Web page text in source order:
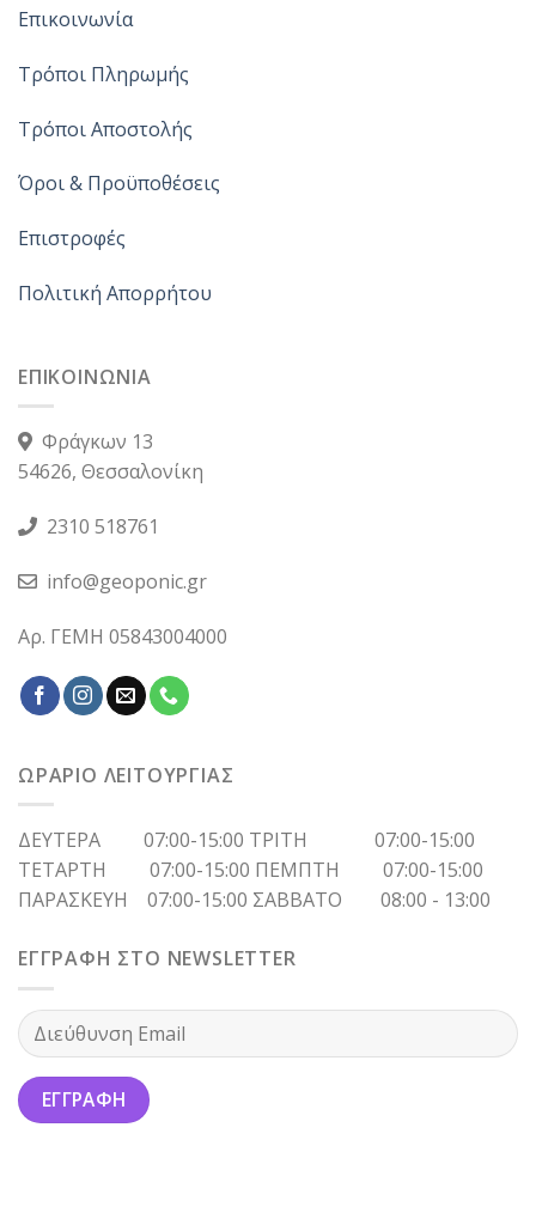
Επικοινωνία
Τρόποι Πληρωμής
Τρόποι Αποστολής
Όροι & Προϋποθέσεις
Επιστροφές
Πολιτική Απορρήτου
ΕΠΙΚΟΙΝΩΝΙΑ
Φράγκων 13
54626, Θεσσαλονίκη
2310 518761
info@geoponic.gr
Αρ. ΓΕΜΗ 05843004000
ΩΡΑΡΙΟ ΛΕΙΤΟΥΡΓΙΑΣ
ΔΕΥΤΕΡΑ 07:00-15:00 ΤΡΙΤΗ 07:00-15:00
ΤΕΤΑΡΤΗ 07:00-15:00 ΠΕΜΠΤΗ 07:00-15:00
ΠΑΡΑΣΚΕΥΗ 07:00-15:00 ΣΑΒΒΑΤΟ 08:00 - 13:00
ΕΓΓΡΑΦΗ ΣΤΟ NEWSLETTER